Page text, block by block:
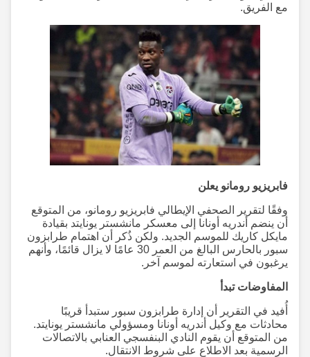
مع الفريق.
فابريزيو رومانو يعلن
وفقًا لتقرير الصحفي الإيطالي فابريزيو رومانو، من المتوقع
أن ينضم أندريه أونانا إلى معسكر مانشستر يونايتد بقيادة
مايكل كاريك للموسم الجديد. ولكن ذُكر أن اهتمام طرابزون
سبور بالحارس البالغ من العمر 30 عامًا لا يزال قائمًا، وأنهم
يرغبون في استعارته لموسم آخر.
المفاوضات تبدأ
أُفيد في التقرير أن إدارة طرابزون سبور ستبدأ قريبًا
محادثات مع وكيل أندريه أونانا ومسؤولي مانشستر يونايتد.
من المتوقع أن يقوم النادي البنفسجي العنابي بالاتصالات
الرسمية بعد الاطلاع على شروط الانتقال.